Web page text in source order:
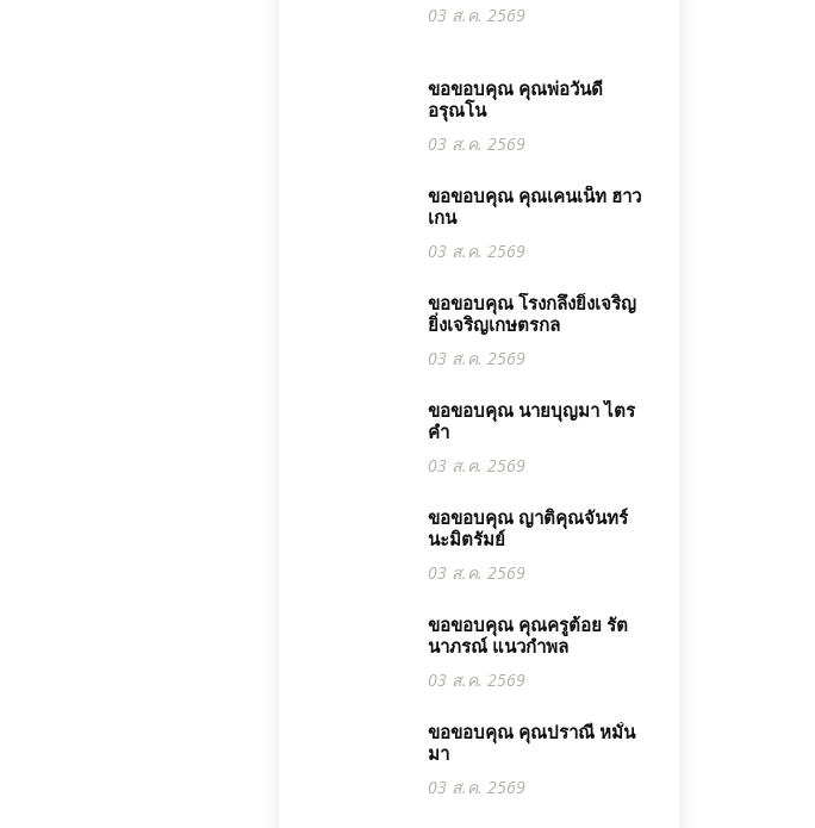
03 ส.ค. 2569
ขอขอบคุณ คุณพ่อวันดี
อรุณโน
03 ส.ค. 2569
ขอขอบคุณ คุณเคนเน็ท ฮาว
เกน
03 ส.ค. 2569
ขอขอบคุณ โรงกลึงยิ่งเจริญ
ยิ่งเจริญเกษตรกล
03 ส.ค. 2569
ขอขอบคุณ นายบุญมา ไตร
คำ
03 ส.ค. 2569
ขอขอบคุณ ญาติคุณจันทร์
นะมิตรัมย์
03 ส.ค. 2569
ขอขอบคุณ คุณครูต้อย รัต
นาภรณ์ แนวกำพล
03 ส.ค. 2569
ขอขอบคุณ คุณปราณี หมั่น
มา
03 ส.ค. 2569